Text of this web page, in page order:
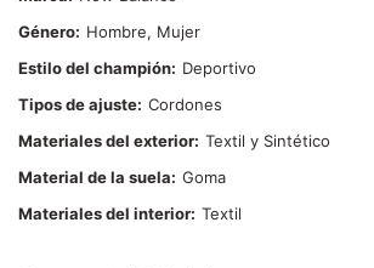
Género
Hombre, Mujer
Estilo del champión
Deportivo
Tipos de ajuste Cordones
Materiales del exterior Textil y Sintético
Material de la suela
Goma
Materiales del interior Textil